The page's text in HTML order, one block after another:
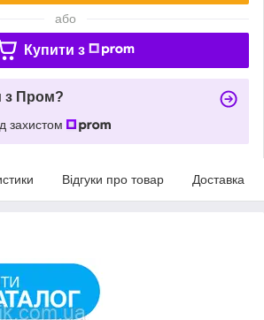
або
Купити з
з Пром?
захистом
Відгуки про товар Доставка